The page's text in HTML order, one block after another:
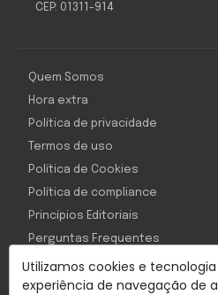
Utilizamos cookies e
experiência de navegação de
CEP: 01311-914
Quem Somos
Hora extra
Política de privacidade
Termos de uso
Política de Cookies
Política de compliance
Princípios Editoriais
Perguntas Frequentes